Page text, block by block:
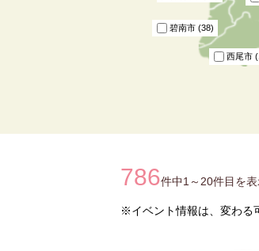
西尾市
碧南市 (38)
786件中1～20件目を表
※イベント情報は、変わる